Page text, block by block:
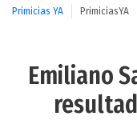
Primicias YA PrimiciasYA
Emiliano